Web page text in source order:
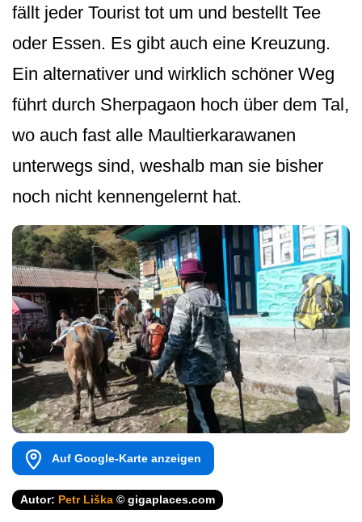
fällt jeder Tourist tot um und bestellt Tee
oder Essen. Es gibt auch eine Kreuzung.
Ein alternativer und wirklich schöner Weg
führt durch Sherpagaon hoch über dem Tal,
wo auch fast alle Maultierkarawanen
unterwegs sind, weshalb man sie bisher
noch nicht kennengelernt hat.
Auf Google-Karte anzeigen
Autor: Petr Liška © gigaplaces.com